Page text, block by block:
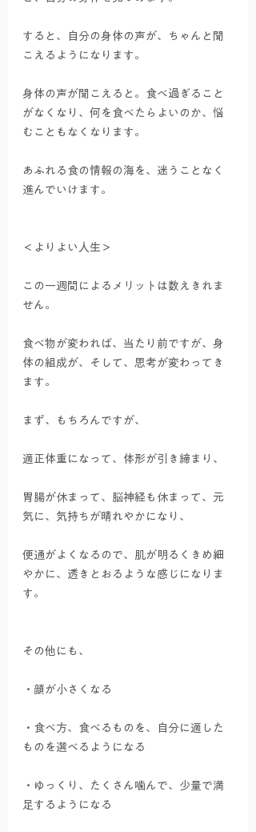
すると、自分の身体の声が、ちゃんと聞
こえるようになります。
身体の声が聞こえると。食べ過ぎること
がなくなり、何を食べたらよいのか、悩
むこともなくなります。
あふれる食の情報の海を、迷うことなく
進んでいけます。
＜よりよい人生＞
この一週間によるメリットは数えきれま
せん。
食べ物が変われば、当たり前ですが、身
体の組成が、そして、思考が変わってき
ます。
まず、もちろんですが、
適正体重になって、体形が引き締まり、
胃腸が休まって、脳神経も休まって、元
気に、気持ちが晴れやかになり、
便通がよくなるので、肌が明るくきめ細
やかに、透きとおるような感じになりま
す。
その他にも、
・顔が小さくなる
・食べ方、食べるものを、自分に適した
ものを選べるようになる
・ゆっくり、たくさん噛んで、少量で満
足するようになる